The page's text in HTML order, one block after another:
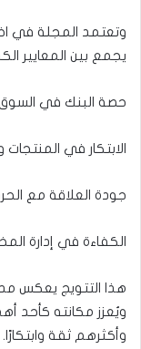
وتعتمد المجلة في
يجمع بين المعايير
حصة البنك في
الابتكار في
جودة العلاقة مع
الكفاءة في إدارة
هذا التتويج يعكس مدى
ويُعزز مكانته كأحد
وأكثرهم ثقة وابتكارًا.